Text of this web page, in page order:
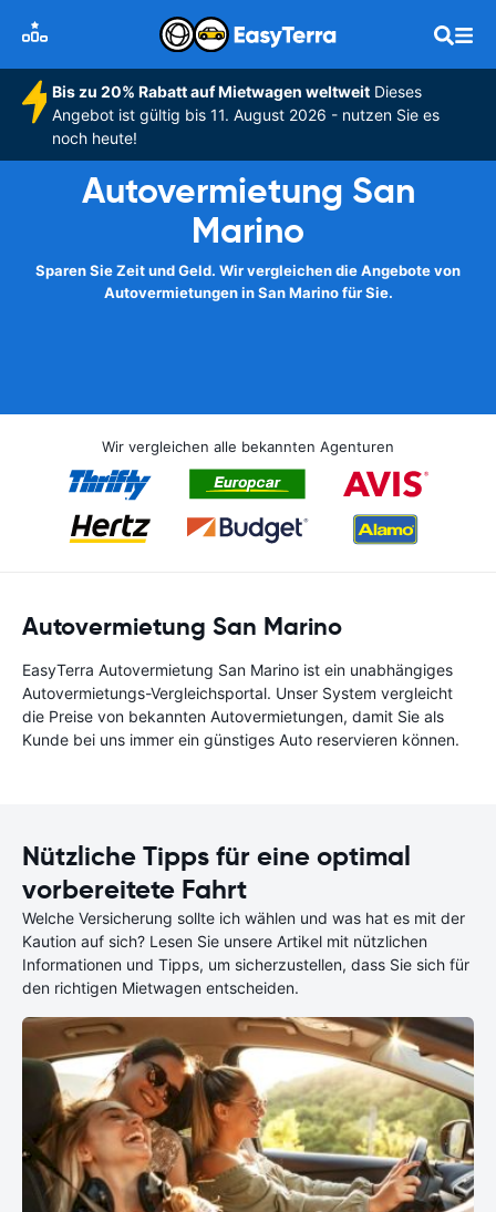
Bis zu 20% Rabatt auf Mietwagen weltweitDieses
Angebot ist gültig bis 11. August 2026 - nutzen Sie es
noch heute!
Autovermietung San
Marino
Sparen Sie Zeit und Geld. Wir vergleichen die Angebote von
Autovermietungen in San Marino für Sie.
Wir vergleichen alle bekannten Agenturen
Autovermietung San Marino
EasyTerra Autovermietung San Marino ist ein unabhängiges
Autovermietungs-Vergleichsportal. Unser System vergleicht
die Preise von bekannten Autovermietungen, damit Sie als
Kunde bei uns immer ein günstiges Auto reservieren können.
Nützliche Tipps für eine optimal
vorbereitete Fahrt
Welche Versicherung sollte ich wählen und was hat es mit der
Kaution auf sich? Lesen Sie unsere Artikel mit nützlichen
Informationen und Tipps, um sicherzustellen, dass Sie sich für
den richtigen Mietwagen entscheiden.